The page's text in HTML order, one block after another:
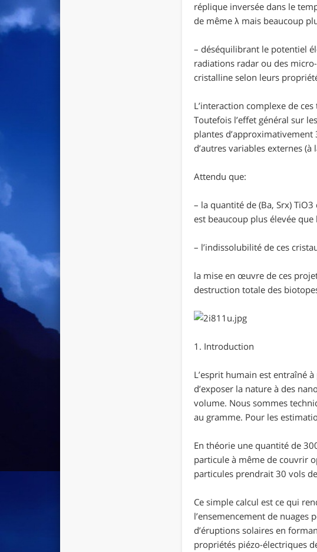
réplique inversée dans le
de même λ mais beaucoup
– déséquilibrant le potentiel
radiations radar ou des
cristalline selon leurs
L’interaction complexe de
Toutefois l’effet général sur
plantes
d’autres variables externes
Attendu que:
– la quantité de (Ba, Srx)
est beaucoup plus élevée
– l’indissolubilité de ces
la mise en œuvre de ces
destruction totale des
1. Introduction
L’esprit humain est entraîné
d’exposer la nature à des
volume. Nous sommes
au gramme. Pour les
En théorie une quantité de
particule à même de couvrir
particules prendrait 30 vols
Ce simple calcul est ce qui
l’ensemencement de
d’éruptions solaires en
propriétés piézo-électriques